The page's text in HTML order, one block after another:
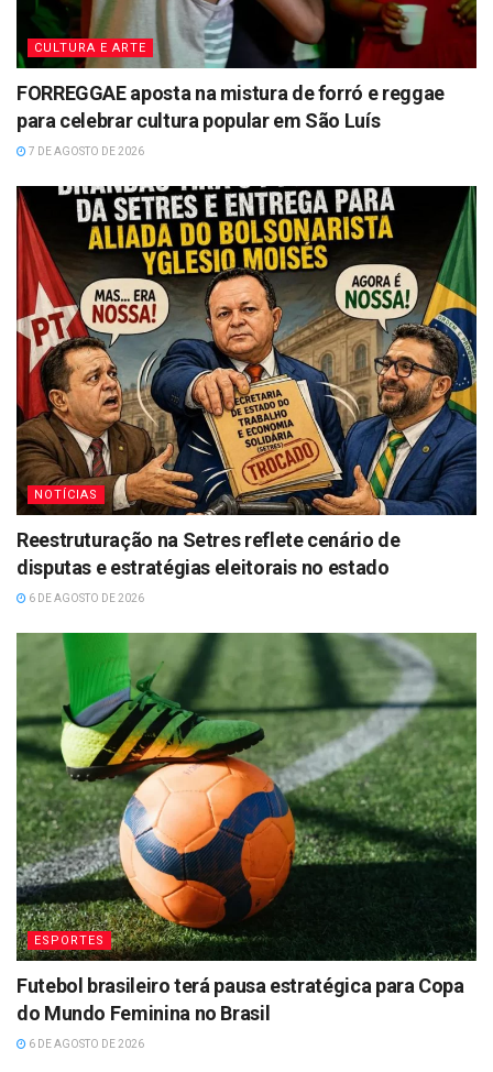
CULTURA E ARTE
FORREGGAE aposta na mistura de forró e reggae
para celebrar cultura popular em São Luís
7 DE AGOSTO DE 2026
NOTÍCIAS
Reestruturação na Setres reflete cenário de
disputas e estratégias eleitorais no estado
6 DE AGOSTO DE 2026
ESPORTES
Futebol brasileiro terá pausa estratégica para Copa
do Mundo Feminina no Brasil
6 DE AGOSTO DE 2026